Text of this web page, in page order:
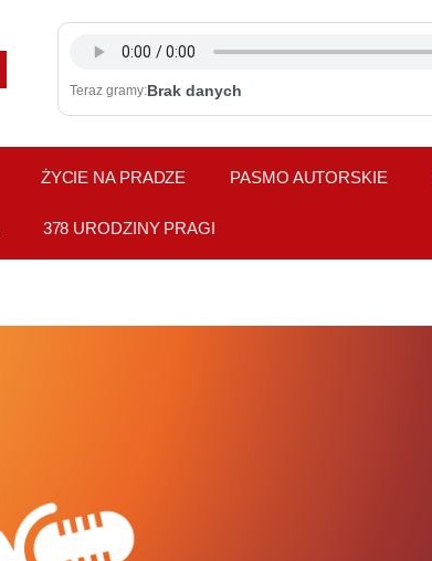
Teraz gramy:Brak danych
ŻYCIE NA PRADZE PASMO AUTORSKIE
378 URODZINY PRAGI